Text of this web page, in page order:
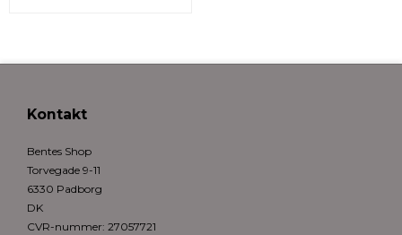
Kontakt
Bentes Shop
Torvegade 9-11
6330 Padborg
DK
CVR-nummer: 27057721